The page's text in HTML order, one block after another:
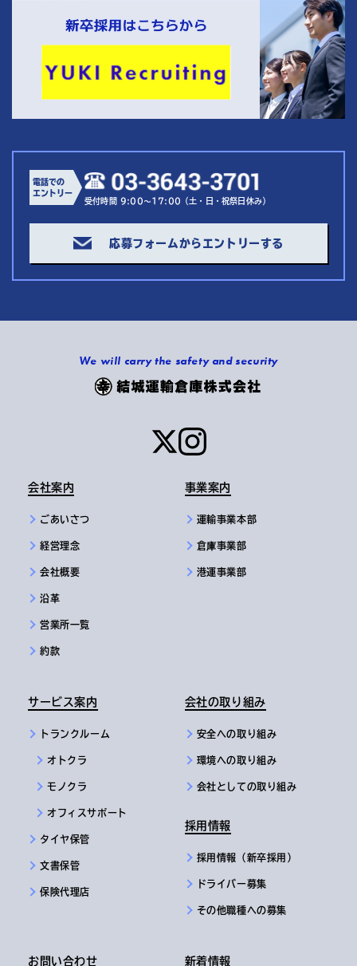
電話での
エントリー
受付時間 9:00～17:00（土・日・祝祭日休み）
応募フォームからエントリーする
We will carry the safety and security
会社案内
ごあいさつ
経営理念
会社概要
沿革
営業所一覧
約款
事業案内
運輸事業本部
倉庫事業部
港運事業部
サービス案内
トランクルーム
オトクラ
モノクラ
オフィスサポート
タイヤ保管
文書保管
保険代理店
会社の取り組み
安全への取り組み
環境への取り組み
会社としての取り組み
採用情報
採用情報（新卒採用）
ドライバー募集
その他職種への募集
お問い合わせ 新着情報